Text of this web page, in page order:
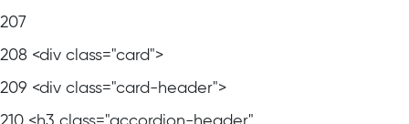
207
208 <div class="card">
209 <div class="card-header">